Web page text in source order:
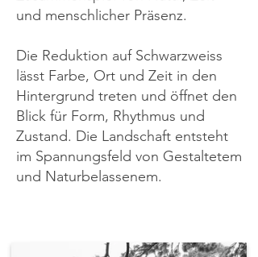
und menschlicher Präsenz.
Die Reduktion auf Schwarzweiss
lässt Farbe, Ort und Zeit in den
Hintergrund treten und öffnet den
Blick für Form, Rhythmus und
Zustand. Die Landschaft entsteht
im Spannungsfeld von Gestaltetem
und Naturbelassenem.